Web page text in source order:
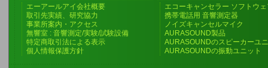
エーアールアイ会社概要
取引先実績、研究協力
事業所案内・アクセス
無響室 : 音響測定/実験/試験設備
特定商取引法による表示
個人情報保護方針
エコーキャンセラー ソフトウ
携帯電話用 音響測定器
ノイズキャンセルマイク
AURASOUND製品
AURASOUNDのスピーカーユ
AURASOUNDの振動ユニット